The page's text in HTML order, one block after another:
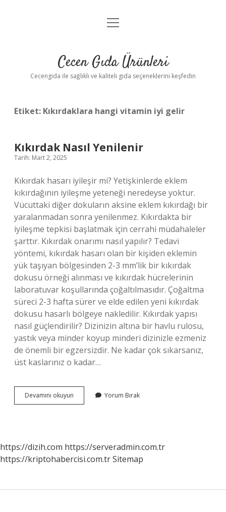
Anasayfa
Yasal Uyarı
menüyü
Cecen Gıda Ürünleri
Cecengida ile sağlıklı ve kaliteli gıda seçeneklerini keşfedin
Etiket: Kıkırdaklara hangi vitamin iyi gelir
Kıkırdak Nasıl Yenilenir
Tarih: Mart 2, 2025
Kıkırdak hasarı iyileşir mi? Yetişkinlerde eklem
kıkırdağının iyileşme yeteneği neredeyse yoktur.
Vücuttaki diğer dokuların aksine eklem kıkırdağı bir
yaralanmadan sonra yenilenmez. Kıkırdakta bir
iyileşme tepkisi başlatmak için cerrahi müdahaleler
şarttır. Kıkırdak onarımı nasıl yapılır? Tedavi
yöntemi, kıkırdak hasarı olan bir kişiden eklemin
yük taşıyan bölgesinden 2-3 mm’lik bir kıkırdak
dokusu örneği alınması ve kıkırdak hücrelerinin
laboratuvar koşullarında çoğaltılmasıdır. Çoğaltma
süreci 2-3 hafta sürer ve elde edilen yeni kıkırdak
dokusu hasarlı bölgeye nakledilir. Kıkırdak yapısı
nasıl güçlendirilir? Dizinizin altına bir havlu rulosu,
yastık veya minder koyup minderi dizinizle ezmeniz
de önemli bir egzersizdir. Ne kadar çok sıkarsanız,
üst kaslarınız o kadar…
Devamını okuyun Kıkırdak
Nasıl
Yorum Bırak
https://dizih.com https://serveradmin.com.tr
https://kriptohabercisi.com.trSitemap